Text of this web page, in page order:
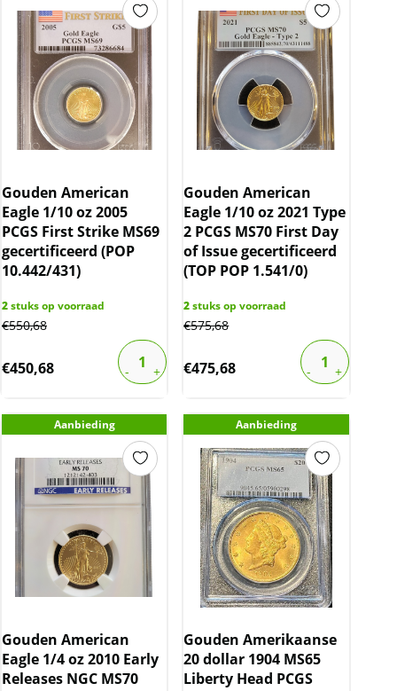
Gouden American
Eagle 1/10 oz 2005
PCGS First Strike MS69
gecertificeerd (POP
10.442/431)
2stuks op voorraad
€550,68
€450,68
Gouden American
Eagle 1/10 oz 2021 Type
2 PCGS MS70 First Day
of Issue gecertificeerd
(TOP POP 1.541/0)
2stuks op voorraad
€575,68
€475,68
Aanbieding
Gouden American
Eagle 1/4 oz 2010 Early
Releases NGC MS70
Aanbieding
Gouden Amerikaanse
20 dollar 1904 MS65
Liberty Head PCGS